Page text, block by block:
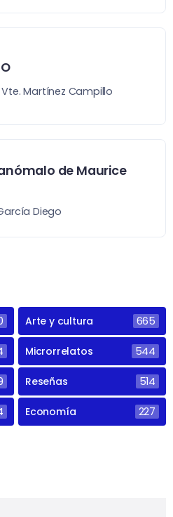
Martínez Campillo
de Maurice
Diego
Arte y cultura 665
Microrrelatos 544
Reseñas 514
Economía 227